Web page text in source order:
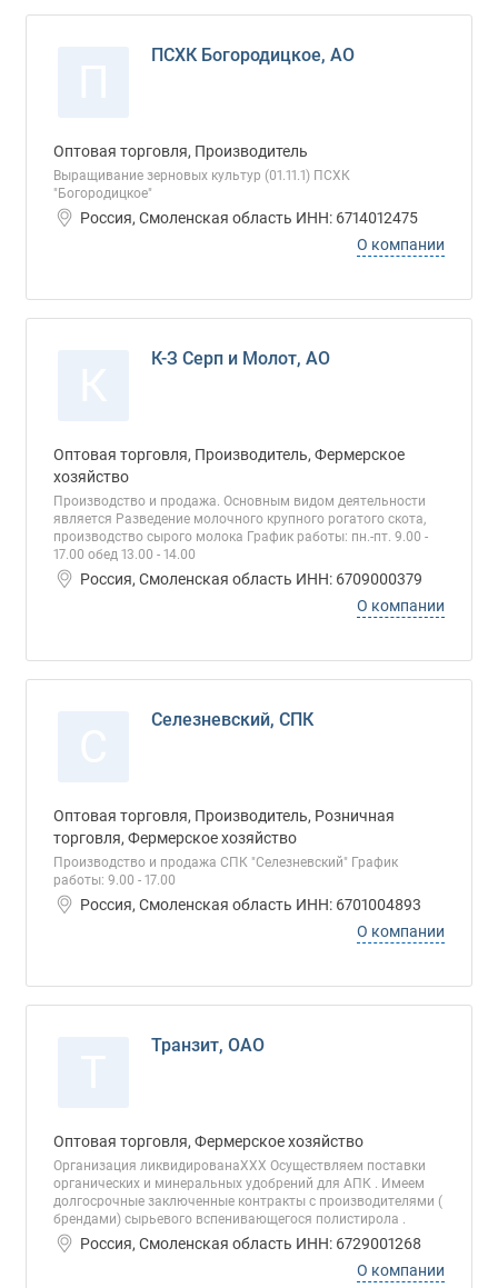
ПСХК Богородицкое, АО
Оптовая торговля, Производитель
Выращивание зерновых культур (01.11.1) ПСХК
"Богородицкое"
Россия, Смоленская область ИНН: 6714012475
О компании
К-З Серп и Молот, АО
Оптовая торговля, Производитель, Фермерское
хозяйство
Производство и продажа. Основным видом деятельности
является Разведение молочного крупного рогатого скота,
производство сырого молока График работы: пн.-пт. 9.00 -
17.00 обед 13.00 - 14.00
Россия, Смоленская область ИНН: 6709000379
О компании
Селезневский, СПК
Оптовая торговля, Производитель, Розничная
торговля, Фермерское хозяйство
Производство и продажа СПК "Селезневский" График
работы: 9.00 - 17.00
Россия, Смоленская область ИНН: 6701004893
О компании
Транзит, ОАО
Оптовая торговля, Фермерское хозяйство
Организация ликвидированаХХХ Осуществляем поставки
органических и минеральных удобрений для АПК . Имеем
долгосрочные заключенные контракты с производителями (
брендами) сырьевого вспенивающегося полистирола .
Россия, Смоленская область ИНН: 6729001268
О компании